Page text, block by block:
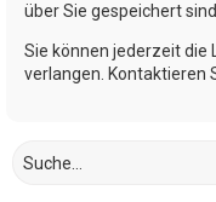
über Sie gespeichert
Sie können jederzeit die
verlangen. Kontaktieren